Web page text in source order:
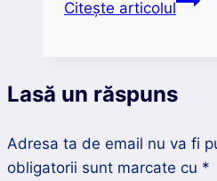
Citește articolul
politică
fără
Lasă un răspuns
Adresa ta de email nu va fi
obligatorii sunt marcate cu *